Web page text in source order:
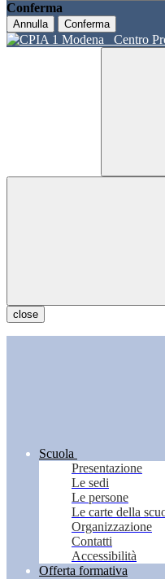
Conferma
Annulla Conferma
Centro
close
Scuola
Presentazione
Le sedi
Le persone
Le carte della
Organizzazione
Contatti
Accessibilità
Offerta formativa